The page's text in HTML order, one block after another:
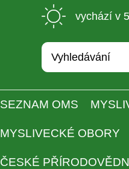
vychází v
SEZNAM OMS
MYSLIVECKÉ OBORY
ČESKÉ